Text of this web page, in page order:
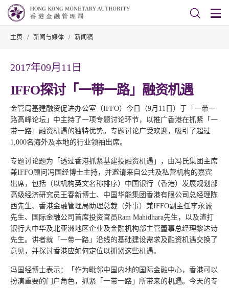
主页 / 新闻与媒体 / 新闻稿
2017年09月11日
IFFO探讨「一带一路」融资机遇
金管局基建融资促进办公室（IFFO）今日（9月11日）于「一带一
路高峰论坛」中主持了一项专题讨论环节，以推广香港在抓紧「一
带一路」融资机遇的独特优势。专题讨论广受欢迎，吸引了超过
1,000名海外及本地的行业领袖出席。
专题讨论题为「透过香港抓紧基建投融资机遇」，由冯氏集团主席
兼IFFO顾问冯国经博士主持，并邀请来自公共及私营机构的嘉宾
出席，包括（以机构英文名称排序）中国银行（香港）发展规划部
高级经济研究员王春新博士、中国华能集团香港有限公司总经理陈
西先生、香港金融管理局助理总裁（外事）兼IFFO副主任李永诚
先生、国际金融公司首席投资官员Ram Mahidhara先生，以及渣打
银行大中华及北亚洲地区企业及金融机构部主管董事总经理黎达诗
先生。讲者就「一带一路」沿线的基础建设需求及融资机遇交换了
意见，并探讨香港应如何定位以抓紧这些机遇。
冯国经博士表示：「作为毗邻中国内地的国际金融中心，香港可以
扮演重要的门户角色，抓紧「一带一路」所带来的机遇。今天的专